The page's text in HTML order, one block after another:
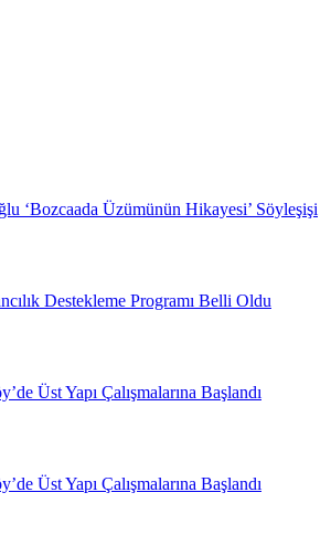
‘Bozcaada Üzümünün Hikayesi’ Söyleşişi
Destekleme Programı Belli Oldu
Üst Yapı Çalışmalarına Başlandı
Üst Yapı Çalışmalarına Başlandı